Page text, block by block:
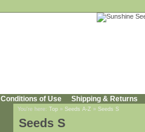
Conditions of Use Shipping & Returns
You're here: Top » Seeds A-Z » Seeds S
Seeds S